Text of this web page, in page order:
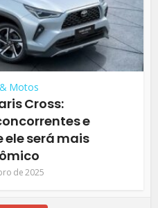
Motos
Cross:
e
ele será mais
de 2025